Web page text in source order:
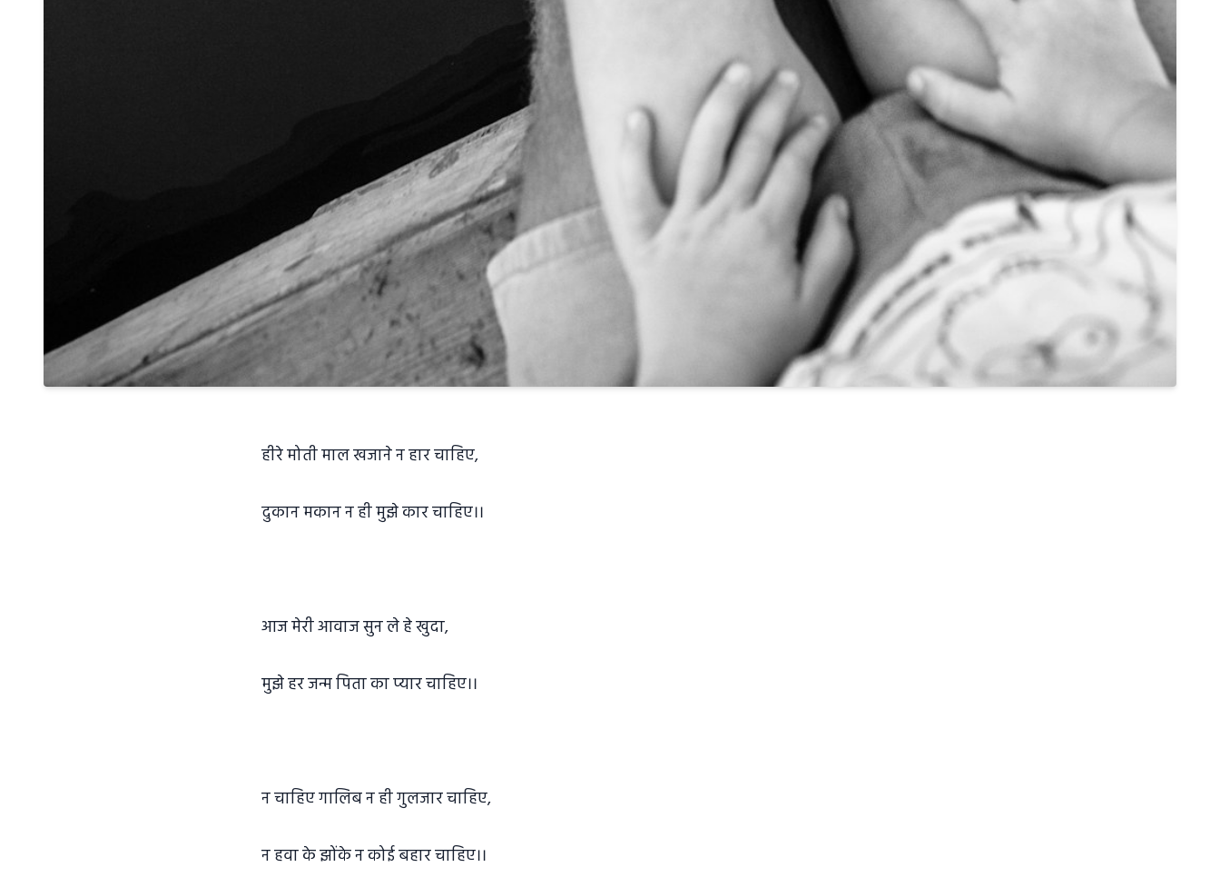
हीरे मोती माल खजाने न हार चाहिए,
दुकान मकान न ही मुझे कार चाहिए।।
आज मेरी आवाज सुन ले हे खुदा,
मुझे हर जन्म पिता का प्यार चाहिए।।
न चाहिए गालिब न ही गुलजार चाहिए,
न हवा के झोंके न कोई बहार चाहिए।।